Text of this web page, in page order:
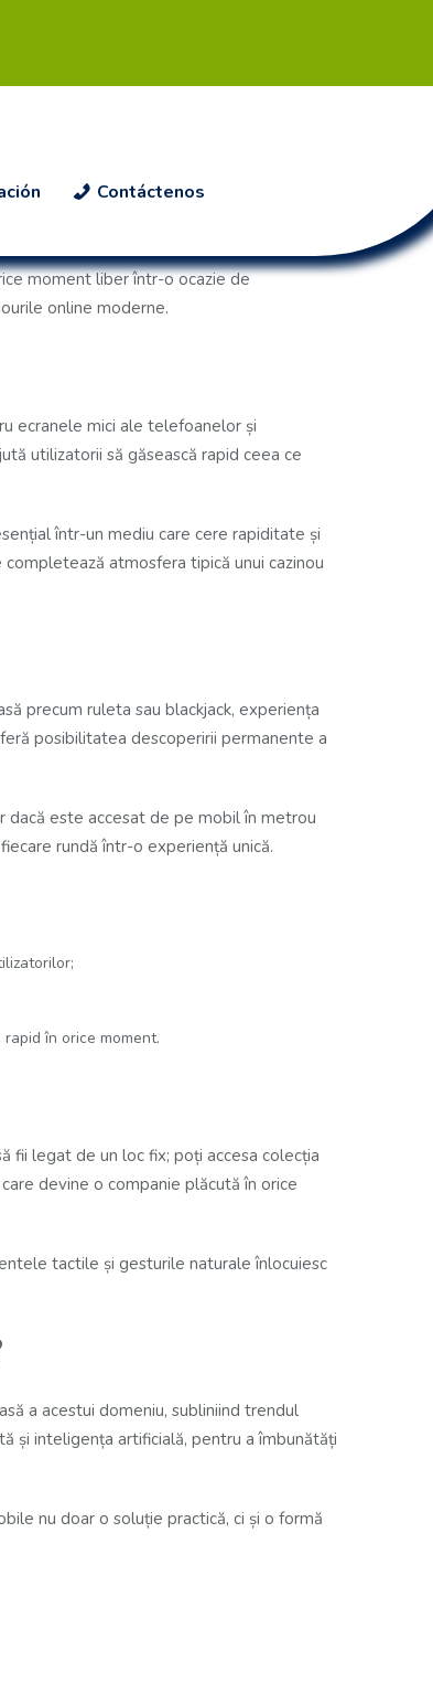
Contáctenos
de relaxare și adrenalină pentru adulți.
moment liber într-o ocazie de
online moderne.
ecranele mici ale telefoanelor și
utilizatorii să găsească rapid ceea ce
într-un mediu care cere rapiditate și
atmosfera tipică unui cazinou
precum ruleta sau blackjack, experiența
posibilitatea descoperirii permanente a
dacă este accesat de pe mobil în metrou
rundă într-o experiență unică.
în orice moment.
fii legat de un loc fix; poți accesa colecția
devine o companie plăcută în orice
tactile și gesturile naturale înlocuiesc
a acestui domeniu, subliniind trendul
și inteligența artificială, pentru a îmbunătăți
nu doar o soluție practică, ci și o formă